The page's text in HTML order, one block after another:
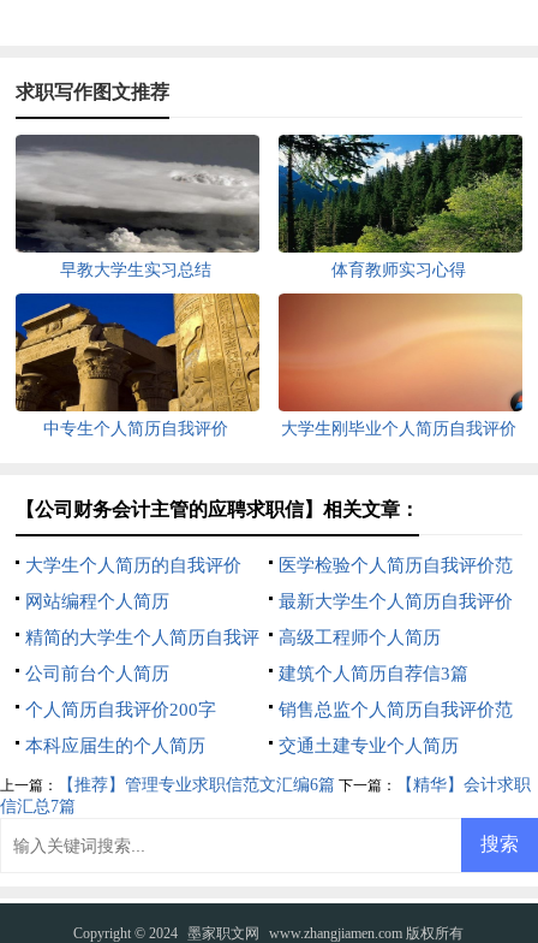
求职写作图文推荐
早教大学生实习总结 体育教师实习心得
中专生个人简历自我评价 大学生刚毕业个人简历自我评价
【公司财务会计主管的应聘求职信】相关文章：
大学生个人简历的自我评价
医学检验个人简历自我评价范
文
网站编程个人简历
最新大学生个人简历自我评价
精简的大学生个人简历自我评
价
高级工程师个人简历
公司前台个人简历
建筑个人简历自荐信3篇
个人简历自我评价200字
销售总监个人简历自我评价范
文（精选5篇）
本科应届生的个人简历 交通土建专业个人简历
上一篇： 【推荐】管理专业求职信范文汇编6篇 下一篇：
【精华】会计求职
信汇总7篇
Copyright © 2024 墨家职文网 www.zhangjiamen.com 版权所有